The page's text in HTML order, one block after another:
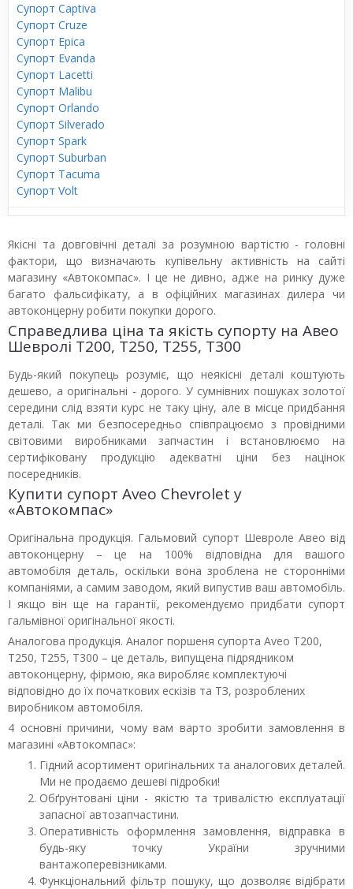
Супорт Captiva
Супорт Cruze
Супорт Epica
Супорт Evanda
Супорт Lacetti
Супорт Malibu
Супорт Orlando
Супорт Silverado
Супорт Spark
Супорт Suburban
Супорт Tacuma
Супорт Volt
Якісні та довговічні деталі за розумною вартістю - головні
фактори, що визначають купівельну активність на сайті
магазину «Автокомпас». І це не дивно, адже на ринку дуже
багато фальсифікату, а в офіційних магазинах дилера чи
автоконцерну робити покупки дорого.
Справедлива ціна та якість супорту на Авео
Шевролі T200, T250, T255, T300
Будь-який покупець розуміє, що неякісні деталі коштують
дешево, а оригінальні - дорого. У сумнівних пошуках золотої
середини слід взяти курс не таку ціну, але в місце придбання
деталі. Так ми безпосередньо співпрацюємо з провідними
світовими виробниками запчастин і встановлюємо на
сертифіковану продукцію адекватні ціни без націнок
посередників.
Купити супорт Aveo Chevrolet у
«Автокомпас»
Оригінальна продукція. Гальмовий супорт Шевроле Авео від
автоконцерну – це на 100% відповідна для вашого
автомобіля деталь, оскільки вона зроблена не сторонніми
компаніями, а самим заводом, який випустив ваш автомобіль.
І якщо він ще на гарантії, рекомендуємо придбати супорт
гальмівної оригінальної якості.
Аналогова продукція. Аналог поршеня супорта Aveo T200,
T250, T255, T300 – це деталь, випущена підрядником
автоконцерну, фірмою, яка виробляє комплектуючі
відповідно до їх початкових ескізів та ТЗ, розроблених
виробником автомобіля.
4 основні причини, чому вам варто зробити замовлення в
магазині «Автокомпас»:
Гідний асортимент оригінальних та аналогових деталей.
Ми не продаємо дешеві підробки!
Обґрунтовані ціни - якістю та тривалістю експлуатації
запасної автозапчастини.
Оперативність оформлення замовлення, відправка в
будь-яку точку України зручними
вантажоперевізниками.
Функціональний фільтр пошуку, що дозволяє відібрати